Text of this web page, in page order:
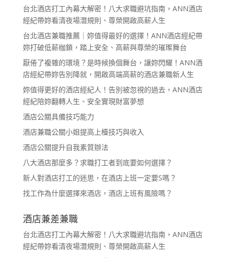
台北酒店打工內幕大解密！八大求職避坑指南，ANN酒店
經紀帶妳看清夜場潛規則、尊榮開啟高薪人生
台北酒店兼職推薦｜妳值得最好的選擇！ANN酒店經紀帶
妳打破低薪枷鎖，踏上安全、高薪與尊榮的璀璨舞台
厭倦了複雜的環境？是時候換個舞台，讓妳閃耀！ANN酒
店經紀帶妳告別降就，開啟高端高薪的酒店兼職新人生
妳值得更好的酒店經紀人！告別被忽視的過去，ANN酒店
經紀陪妳翻轉人生、安全實現財富夢想
酒店公關具備技巧能力
酒店兼職公關小姐提高上檯技巧與收入
酒店公關提升自我素質辦法
八大酒店那麼多？求職打工者到底要如何選擇？
新人對酒店打工的迷思，在酒店上班一定要S嗎？
找工作為什麼選擇來酒店，酒店上班有風險嗎？
酒店兼差兼職
台北酒店打工內幕大解密！八大求職避坑指南，ANN酒店
經紀帶妳看清夜場潛規則、尊榮開啟高薪人生